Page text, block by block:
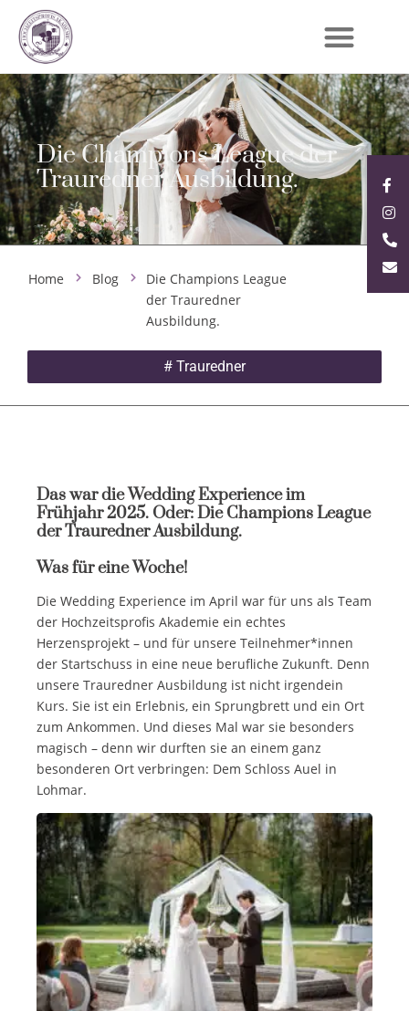
Die Champions League der
Trauredner Ausbildung.
Home Blog
Die Champions League
der Trauredner
Ausbildung.
# Trauredner
Das war die Wedding Experience im
Frühjahr 2025. Oder: Die Champions League
der Trauredner Ausbildung.
Was für eine Woche!
Die Wedding Experience im April war für uns als Team
der Hochzeitsprofis Akademie ein echtes
Herzensprojekt – und für unsere Teilnehmer*innen
der Startschuss in eine neue berufliche Zukunft. Denn
unsere Trauredner Ausbildung ist nicht irgendein
Kurs. Sie ist ein Erlebnis, ein Sprungbrett und ein Ort
zum Ankommen. Und dieses Mal war sie besonders
magisch – denn wir durften sie an einem ganz
besonderen Ort verbringen: Dem Schloss Auel in
Lohmar.